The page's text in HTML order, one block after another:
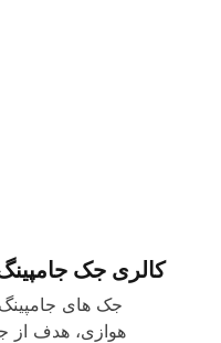
کالری جک
جک های
هوازی، هدف از